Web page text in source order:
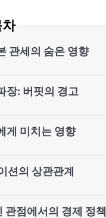
관세의 숨은 영향
장: 버핏의 경고
게 미치는 영향
션의 상관관계
관점에서의 경제 정책